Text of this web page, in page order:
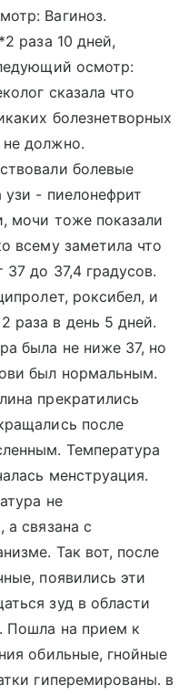
Вагиноз.
раза 10 дней,
осмотр:
сказала что
болезнетворных
не должно.
болевые
- пиелонефрит
мочи тоже показали
всему заметила что
до 37,4 градусов.
роксибел, и
раза в день 5 дней.
была не ниже 37, но
был нормальным.
прекратились
после
Температура
менструация.
не
а связана с
Так вот, после
появились эти
зуд в области
Пошла на прием к
обильные, гнойные
гиперемированы. в